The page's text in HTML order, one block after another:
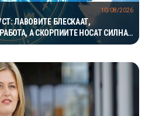
ЛАВОВИТЕ БЛЕСКААТ,
А СКОРПИИТЕ НОСАТ СИЛНА
10/08/2026